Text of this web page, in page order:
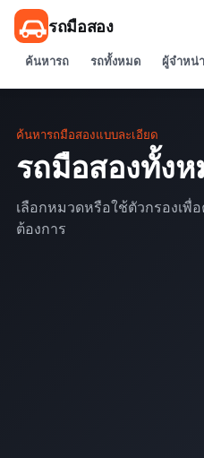
รถมือสอง
ค้นหารถ รถทั้งหมด ผู้จำหน่
ค้นหารถมือสองแบบละเอียด
รถมือสองทั้ง
เลือกหมวดหรือใช้ตัวกรองเพื่
ต้องการ